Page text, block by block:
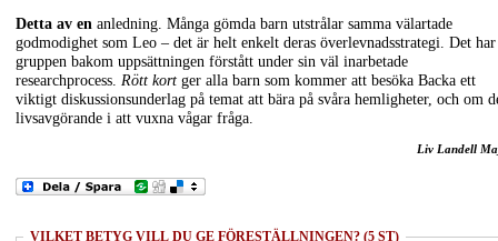
Detta av en anledning. Många gömda barn utstrålar samma välartade
godmodighet som Leo – det är helt enkelt deras överlevnadsstrategi. Det har
gruppen bakom uppsättningen förstått under sin väl inarbetade
researchprocess. Rött kort ger alla barn som kommer att besöka Backa ett
viktigt diskussionsunderlag på temat att bära på svåra hemligheter, och om
livsavgörande i att vuxna vågar fråga.
Liv Landell
VILKET BETYG VILL DU GE FÖRESTÄLLNINGEN? (5 ST)